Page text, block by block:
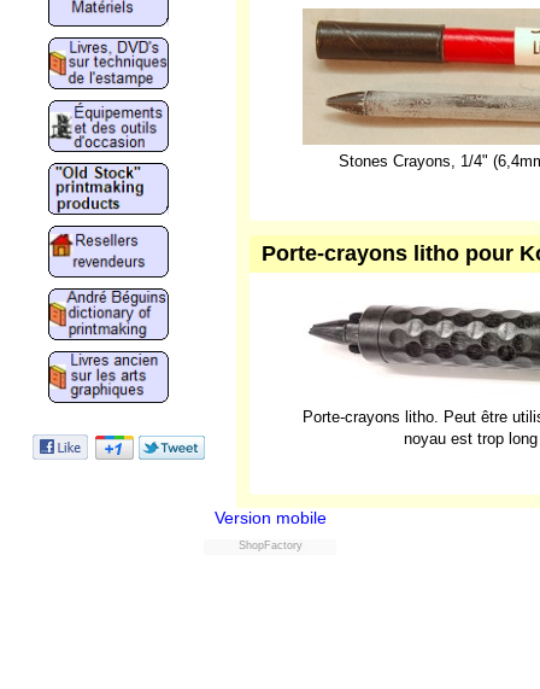
Stones Crayons, 1/4"
Porte-crayons litho pour
Porte-crayons litho. Peut être
noyau est trop
Version mobile
ShopFactory